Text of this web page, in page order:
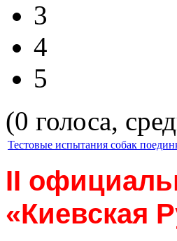
3
4
5
(0 голоса,
Тестовые испытания собак
II
«Киевская